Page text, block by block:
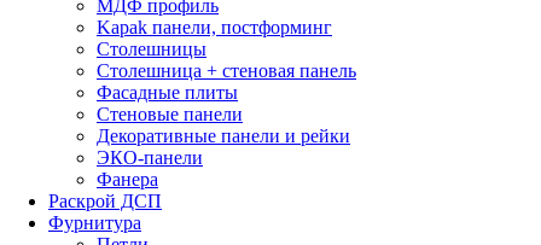
МДФ профиль
Kapak панели, постформинг
Столешницы
Столешница + стеновая панель
Фасадные плиты
Стеновые панели
Декоративные панели и рейки
ЭКО-панели
Фанера
Раскрой ДСП
Фурнитура